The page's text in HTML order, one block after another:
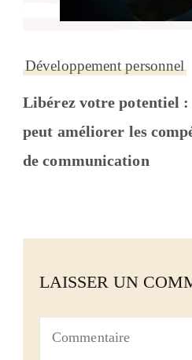
Développement personnel
Libérez votre potentiel
peut améliorer les
de communication
LAISSER UN